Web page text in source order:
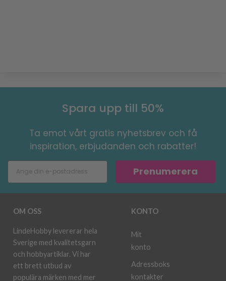
Spara upp till 50%
Ta emot vårt gratis nyhetsbrev och få
inspiration, erbjudanden och rabatter!
Prenumerera
OM OSS
LindeHobby levererar hela
Sverige med kvalitetsgarn
och hobbyartiklar. Vi har
ett brett utbud av
populära märken med mer
KONTO
Mit
konto
Adressboks
kontakter